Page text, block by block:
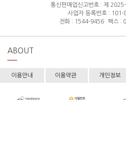
통신판매업신고번호 : 제
사업자 등록번호 :
전화 : 1544-9456
팩스 :
ABOUT
이용안내 이용약관 개인정보